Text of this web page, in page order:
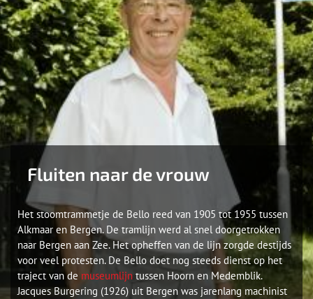
Fluiten naar de vrouw
Het stoomtrammetje de Bello reed van 1905 tot 1955 tussen
Alkmaar en Bergen. De tramlijn werd al snel doorgetrokken
naar Bergen aan Zee. Het opheffen van de lijn zorgde destijds
voor veel protesten. De Bello doet nog steeds dienst op het
traject van de museumlijn tussen Hoorn en Medemblik.
Jacques Burgering (1926) uit Bergen was jarenlang machinist